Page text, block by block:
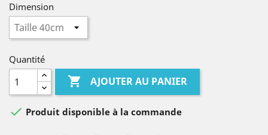
Dimension
Quantité
 AJOUTER AU PANIER
 Produit disponible à la commande